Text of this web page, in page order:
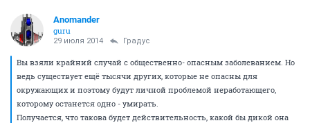
Anomander
guru
29 июля 2014 Градус
Вы взяли крайний случай с общественно- опасным заболеванием. Но
ведь существует ещё тысячи других, которые не опасны для
окружающих и поэтому будут личной проблемой неработающего,
которому останется одно - умирать.
Получается, что такова будет действительность, какой бы дикой она